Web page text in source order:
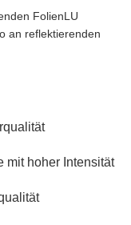
FolienLU
an reflektierenden
mit hoher Intensität